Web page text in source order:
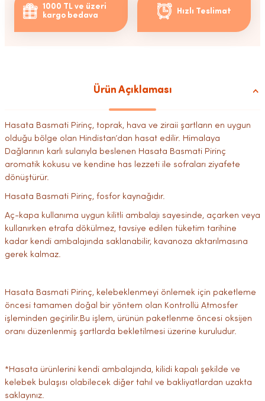
1000 TL ve üzeri
kargo bedava
Hızlı Teslimat
Ürün Açıklaması
Hasata Basmati Pirinç, toprak, hava ve ziraii şartların en uygun
olduğu bölge olan Hindistan’dan hasat edilir. Himalaya
Dağlarının karlı sularıyla beslenen Hasata Basmati Pirinç
aromatik kokusu ve kendine has lezzeti ile sofraları ziyafete
dönüştürür.
Hasata Basmati Pirinç, fosfor kaynağıdır.
Aç-kapa kullanıma uygun kilitli ambalajı sayesinde, açarken veya
kullanırken etrafa dökülmez, tavsiye edilen tüketim tarihine
kadar kendi ambalajında saklanabilir, kavanoza aktarılmasına
gerek kalmaz.
Hasata Basmati Pirinç, kelebeklenmeyi önlemek için paketleme
öncesi tamamen doğal bir yöntem olan Kontrollü Atmosfer
işleminden geçirilir.Bu işlem, ürünün paketlenme öncesi oksijen
oranı düzenlenmiş şartlarda bekletilmesi üzerine kuruludur.
*Hasata ürünlerini kendi ambalajında, kilidi kapalı şekilde ve
kelebek bulaşısı olabilecek diğer tahıl ve bakliyatlardan uzakta
saklayınız.